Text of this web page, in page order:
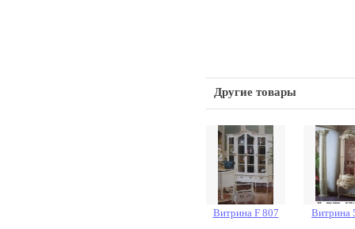
Другие товары
Витрина F 807 Витрина